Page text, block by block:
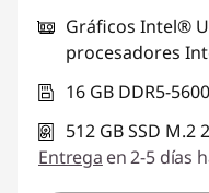
Gráficos Intel®
procesadores
16 GB DDR5-
512 GB SSD M.2
Entrega en 2-5 días